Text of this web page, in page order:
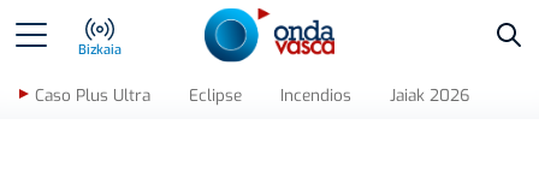
Bizkaia
Caso Plus Ultra Eclipse Incendios Jaiak 2026